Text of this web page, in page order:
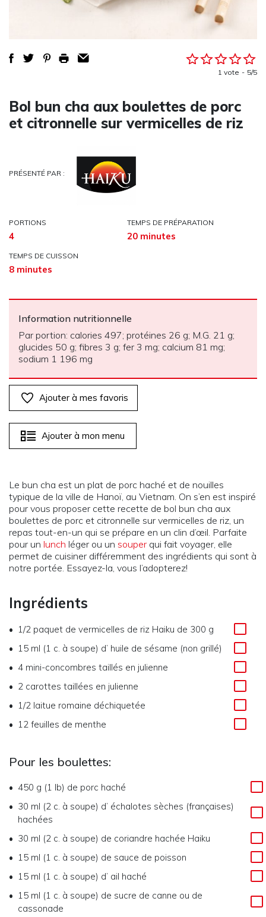
1 vote 5/5
Bol bun cha aux boulettes de porc
et citronnelle sur vermicelles de riz
PRÉSENTÉ PAR :
PORTIONS
4
TEMPS DE PRÉPARATION
20 minutes
TEMPS DE CUISSON
8 minutes
Information nutritionnelle
Par portion: calories 497; protéines 26 g; M.G. 21 g;
glucides 50 g; fibres 3 g; fer 3 mg; calcium 81 mg;
sodium 1 196 mg
Ajouter à mes favoris
Ajouter à mon menu
Le bun cha est un plat de porc haché et de nouilles
typique de la ville de Hanoï, au Vietnam. On s’en est inspiré
pour vous proposer cette recette de bol bun cha aux
boulettes de porc et citronnelle sur vermicelles de riz, un
repas tout-en-un qui se prépare en un clin d’œil. Parfaite
pour un lunch léger ou un souper qui fait voyager, elle
permet de cuisiner différemment des ingrédients qui sont à
notre portée. Essayez-la, vous l’adopterez!
Ingrédients
1/2 paquet de vermicelles de riz Haiku de 300 g
15 ml (1 c. à soupe) d’ huile de sésame (non grillé)
4 mini-concombres taillés en julienne
2 carottes taillées en julienne
1/2 laitue romaine déchiquetée
12 feuilles de menthe
Pour les boulettes:
450 g (1 lb) de porc haché
30 ml (2 c. à soupe) d’ échalotes sèches (françaises)
hachées
30 ml (2 c. à soupe) de coriandre hachée Haiku
15 ml (1 c. à soupe) de sauce de poisson
15 ml (1 c. à soupe) d’ ail haché
15 ml (1 c. à soupe) de sucre de canne ou de
cassonade